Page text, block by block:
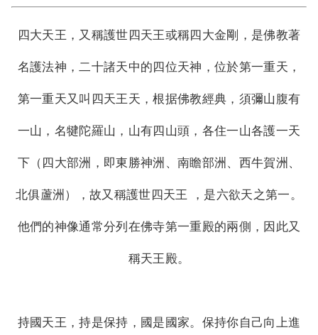
四大天王，又稱護世四天王或稱四大金剛，是佛教著
名護法神，二十諸天中的四位天神，位於第一重天，
第一重天又叫四天王天，根据佛教經典，須彌山腹有
一山，名犍陀羅山，山有四山頭，各住一山各護一天
下（四大部洲，即東勝神洲、南瞻部洲、西牛賀洲、
北俱蘆洲），故又稱護世四天王 ，是六欲天之第一。
他們的神像通常分列在佛寺第一重殿的兩側，因此又
稱天王殿。
持國天王，持是保持，國是國家。保持你自己向上進